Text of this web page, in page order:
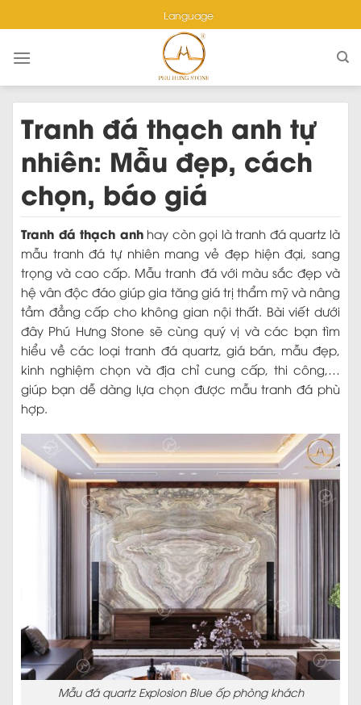
to
content
Tranh đá thạch anh tự
nhiên: Mẫu đẹp, cách
chọn, báo giá
Tranh đá thạch anhhay còn gọi là tranh đá quartz là
mẫu tranh đá tự nhiên mang vẻ đẹp hiện đại, sang
trọng và cao cấp. Mẫu tranh đá với màu sắc đẹp và
hệ vân độc đáo giúp gia tăng giá trị thẩm mỹ và nâng
tầm đẳng cấp cho không gian nội thất. Bài viết dưới
đây Phú Hưng Stone sẽ cùng quý vị và các bạn tìm
hiểu về các loại tranh đá quartz, giá bán, mẫu đẹp,
kinh nghiệm chọn và địa chỉ cung cấp, thi công,…
giúp bạn dễ dàng lựa chọn được mẫu tranh đá phù
hợp.
Mẫu đá quartz Explosion Blue ốp phòng khách
Language